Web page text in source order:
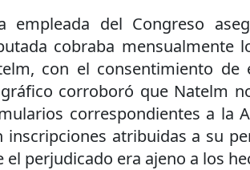
empleada del Congreso
cobraba mensualmente
con el consentimiento de
corroboró que Natelm
correspondientes a la
inscripciones atribuidas a su
el perjudicado era ajeno a los